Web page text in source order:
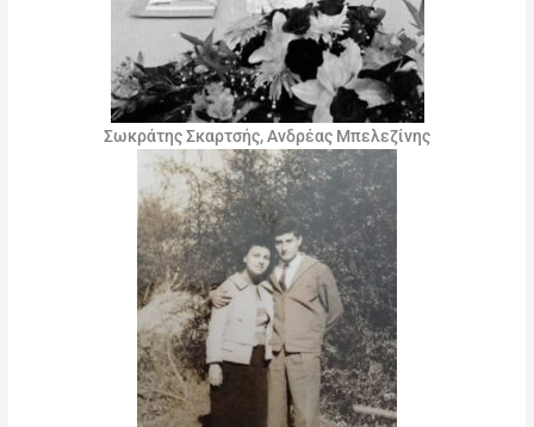
Σωκράτης Σκαρτσής, Ανδρέας Μπελεζίνης